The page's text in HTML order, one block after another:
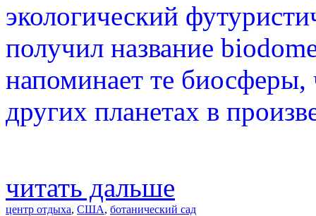
экологический
получил название
напоминает те биосферы,
других планетах в
читать дальше
центр отдыха, США, ботанический сад